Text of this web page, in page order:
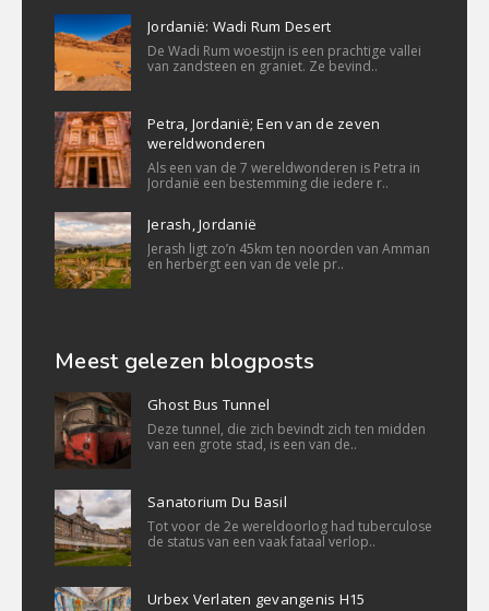
Jordanië: Wadi Rum Desert
De Wadi Rum woestijn is een prachtige vallei
van zandsteen en graniet. Ze bevind..
Petra, Jordanië; Een van de zeven
wereldwonderen
Als een van de 7 wereldwonderen is Petra in
Jordanië een bestemming die iedere r..
Jerash, Jordanië
Jerash ligt zo’n 45km ten noorden van Amman
en herbergt een van de vele pr..
Meest gelezen blogposts
Ghost Bus Tunnel
Deze tunnel, die zich bevindt zich ten midden
van een grote stad, is een van de..
Sanatorium Du Basil
Tot voor de 2e wereldoorlog had tuberculose
de status van een vaak fataal verlop..
Urbex Verlaten gevangenis H15